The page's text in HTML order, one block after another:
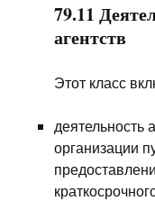
79.11
агентств
Этот класс
деятельность
организации